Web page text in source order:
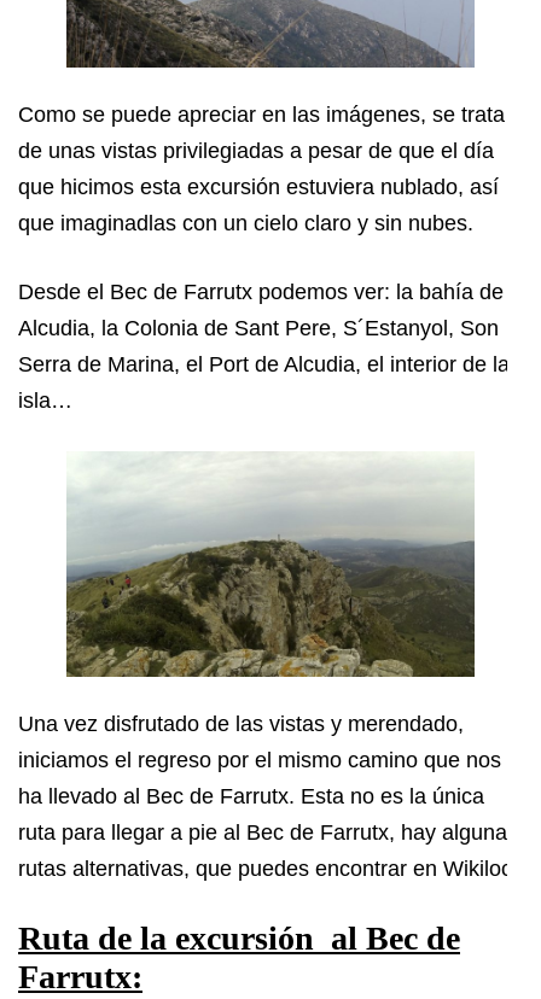
Como se puede apreciar en las imágenes, se trata
de unas vistas privilegiadas a pesar de que el día
que hicimos esta excursión estuviera nublado, así
que imaginadlas con un cielo claro y sin nubes.
Desde el Bec de Farrutx podemos ver: la bahía de
Alcudia, la Colonia de Sant Pere, S´Estanyol, Son
Serra de Marina, el Port de Alcudia, el interior de la
isla…
Una vez disfrutado de las vistas y merendado,
iniciamos el regreso por el mismo camino que nos
ha llevado al Bec de Farrutx. Esta no es la única
ruta para llegar a pie al Bec de Farrutx, hay algunas
rutas alternativas, que puedes encontrar en Wikiloc.
Ruta de la excursión al Bec de
Farrutx: